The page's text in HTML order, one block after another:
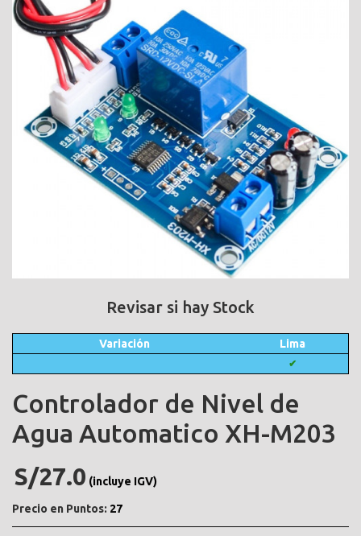
Revisar si hay Stock
Variación Lima
✔
Controlador de Nivel de
Agua Automatico XH-M203
S/27.0 (incluye IGV)
Precio en Puntos: 27